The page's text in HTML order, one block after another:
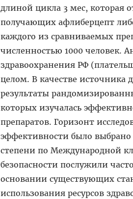
длиной цикла 3 мес, которая
получающих афлиберцепт
каждого из сравниваемых
численностью 1000 человек.
здравоохранения РФ
целом. В качестве
результаты
которых изучалась
препаратов. Горизонт
эффективности было
степени по Международной
безопасности послужили
основании существующих
использования ресурсов